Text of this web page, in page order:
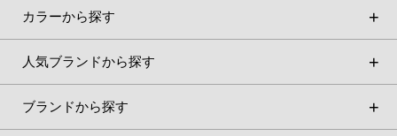
カラーから探す
人気ブランドから探す
ブランドから探す